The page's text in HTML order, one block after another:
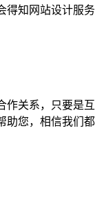
得知网站设计服务
作关系，只要是互
助您，相信我们都